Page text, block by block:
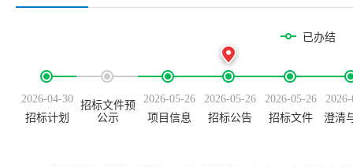
已办结
2026-04-30
招标计划
招标文件预
公示
2026-05-26
项目信息
2026-05-26
招标公告
2026-05-26
招标文件
澄清